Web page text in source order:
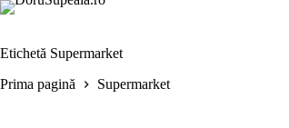
Sari
Etichetă Supermarket
Prima pagină Supermarket